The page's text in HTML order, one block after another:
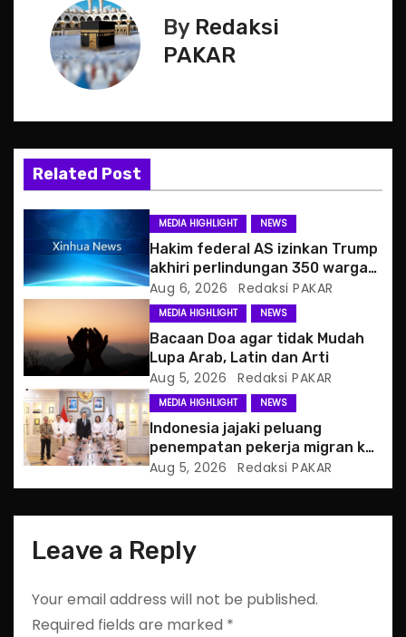
v
g
a
t
i
o
n
By Redaksi
PAKAR
Related Post
MEDIA HIGHLIGHT NEWS
Hakim federal AS izinkan Trump
akhiri perlindungan 350 warga
Haiti
Aug 6, 2026 Redaksi PAKAR
MEDIA HIGHLIGHT NEWS
Bacaan Doa agar tidak Mudah
Lupa Arab, Latin dan Arti
Aug 5, 2026 Redaksi PAKAR
MEDIA HIGHLIGHT NEWS
Indonesia jajaki peluang
penempatan pekerja migran ke
Slowakia
Aug 5, 2026 Redaksi PAKAR
Leave a Reply
Your email address will not be published.
Required fields are marked *